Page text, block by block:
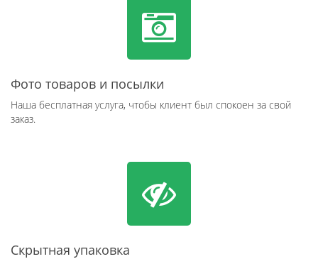
Фото товаров и посылки
Наша бесплатная услуга, чтобы клиент был спокоен за свой
заказ.
Скрытная упаковка